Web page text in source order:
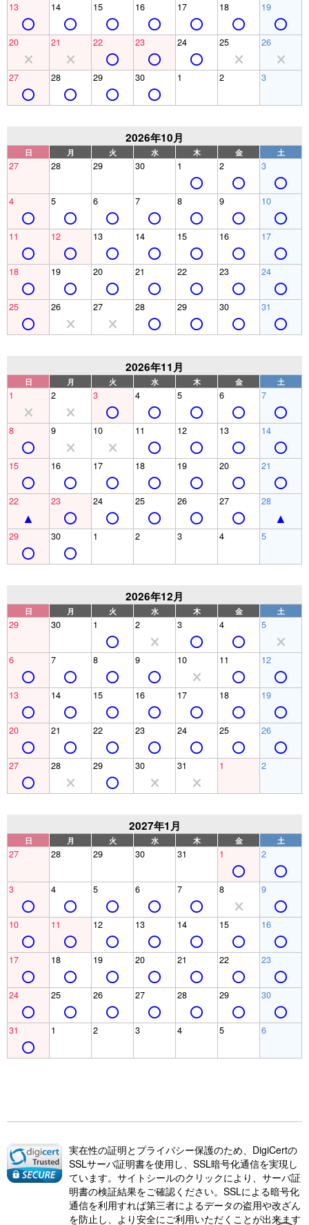
13 14 15 16 17 18 19
20 21 22 23 24 25 26
27 28 29 30 1 2 3
2026年10月
日 月 火 水 木 金 土
27 28 29 30 1 2 3
4 5 6 7 8 9 10
11 12 13 14 15 16 17
18 19 20 21 22 23 24
25 26 27 28 29 30 31
2026年11月
日 月 火 水 木 金 土
1 2 3 4 5 6 7
8 9 10 11 12 13 14
15 16 17 18 19 20 21
22 23 24 25 26 27 28
29 30 1 2 3 4 5
2026年12月
日 月 火 水 木 金 土
29 30 1 2 3 4 5
6 7 8 9 10 11 12
13 14 15 16 17 18 19
20 21 22 23 24 25 26
27 28 29 30 31 1 2
2027年1月
日 月 火 水 木 金 土
27 28 29 30 31 1 2
3 4 5 6 7 8 9
10 11 12 13 14 15 16
17 18 19 20 21 22 23
24 25 26 27 28 29 30
31 1 2 3 4 5 6
実在性の証明とプライバシー保護のため、DigiCertの
SSLサーバ証明書を使用し、SSL暗号化通信を実現し
ています。サイトシールのクリックにより、サーバ証
明書の検証結果をご確認ください。SSLによる暗号化
通信を利用すれば第三者によるデータの盗用や改ざん
を防止し、より安全にご利用いただくことが出来ます